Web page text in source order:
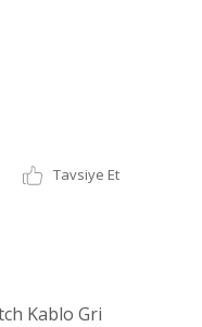
Tavsiye Et
Kablo Gri